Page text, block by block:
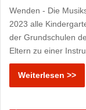
Wenden - Die
2023 alle
der Grundschulen
Eltern zu einer
Weiterlesen >>